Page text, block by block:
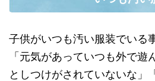
子供がいつも汚い服装でいる
「元気があっていつも外で遊
としつけがされていないな」